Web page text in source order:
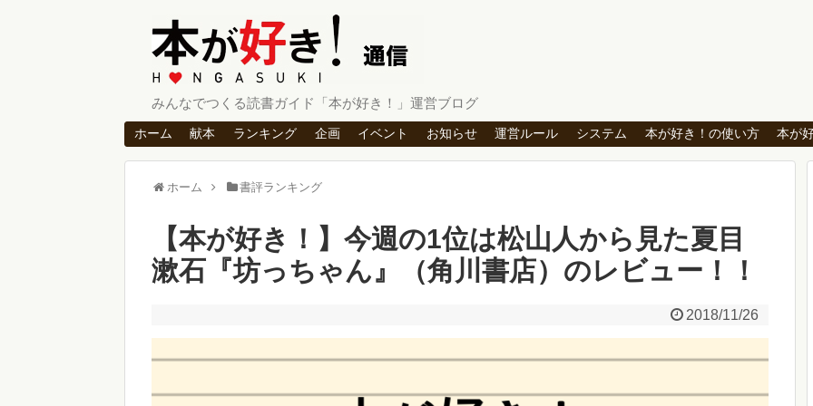
みんなでつくる読書ガイド「本が好き！」運営ブログ
ホーム 献本 ランキング 企画 イベント お知らせ 運営ルール システム 本が好き！の使い方 本が
ホーム 書評ランキング
【本が好き！】今週の1位は松山人から見た夏目
漱石『坊っちゃん』（角川書店）のレビュー！！
2018/11/26